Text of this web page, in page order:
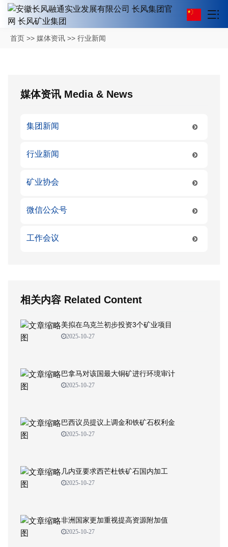
首页 >> 媒体资讯 >> 行业新闻
媒体资讯 Media & News
集团新闻
行业新闻
矿业协会
微信公众号
工作会议
相关内容 Related Content
美拟在乌克兰初步投资3个矿业项目
2025-10-27
巴拿马对该国最大铜矿进行环境审计
2025-10-27
巴西议员提议上调金和铁矿石权利金
2025-10-27
几内亚要求西芒杜铁矿石国内加工
2025-10-27
非洲国家更加重视提高资源附加值
2025-10-27